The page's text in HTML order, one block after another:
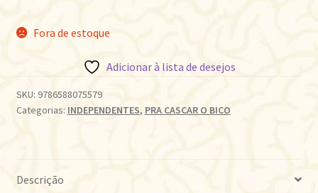
Fora de estoque
Adicionar à lista de desejos
SKU: 9786588075579
Categorias: INDEPENDENTES, PRA CASCAR O BICO
Descrição